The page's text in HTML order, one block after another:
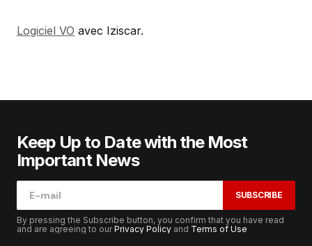
Logiciel VO avec Iziscar.
Keep Up to Date with the Most
Important News
SUBSCRIBE
By pressing the Subscribe button, you confirm that you have read
and are agreeing to ourPrivacy Policy and Terms of Use